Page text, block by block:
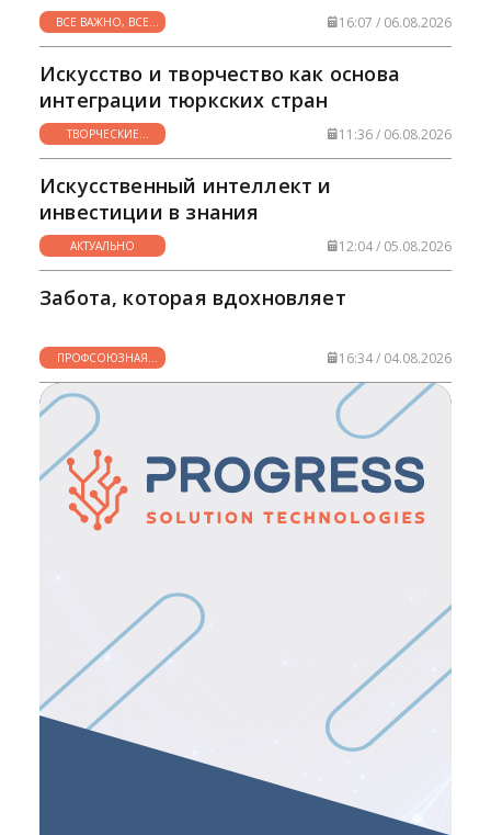
ВСЕ ВАЖНО, ВСЕ
НУЖНО
16:07 / 06.08.2026
Искусство и творчество как основа
интеграции тюркских стран
ТВОРЧЕСКИЕ
ГОРИЗОНТЫ
11:36 / 06.08.2026
Искусственный интеллект и
инвестиции в знания
АКТУАЛЬНО 12:04 / 05.08.2026
Забота, которая вдохновляет
ПРОФСОЮЗНАЯ
ЖИЗНЬ
16:34 / 04.08.2026